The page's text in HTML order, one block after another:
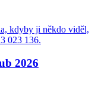
kdyby ji někdo viděl,
023 136.
2026